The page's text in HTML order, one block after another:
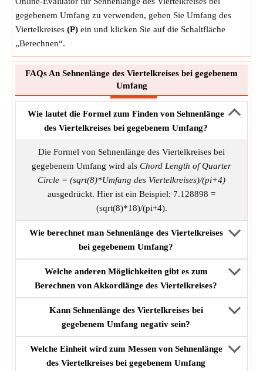
gegebenem Umfang zu verwenden, geben Sie Umfang des
Viertelkreises (P) ein und klicken Sie auf die Schaltfläche
„Berechnen“.
FAQs An Sehnenlänge des Viertelkreises bei gegebenem
Umfang
Wie lautet die Formel zum Finden von Sehnenlänge
des Viertelkreises bei gegebenem Umfang?
Die Formel von Sehnenlänge des Viertelkreises bei
gegebenem Umfang wird als Chord Length of Quarter
Circle = (sqrt(8)*Umfang des Viertelkreises)/(pi+4)
ausgedrückt. Hier ist ein Beispiel: 7.128898 =
(sqrt(8)*18)/(pi+4).
Wie berechnet man Sehnenlänge des Viertelkreises
bei gegebenem Umfang?
Welche anderen Möglichkeiten gibt es zum
Berechnen von Akkordlänge des Viertelkreises?
Kann Sehnenlänge des Viertelkreises bei
gegebenem Umfang negativ sein?
Welche Einheit wird zum Messen von Sehnenlänge
des Viertelkreises bei gegebenem Umfang